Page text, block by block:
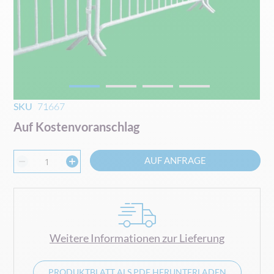
SKU 71667
Auf Kostenvoranschlag
AUF ANFRAGE
Weitere Informationen zur Lieferung
PRODUKTBLATT ALS PDF HERUNTERLADEN
Zum
der
springen